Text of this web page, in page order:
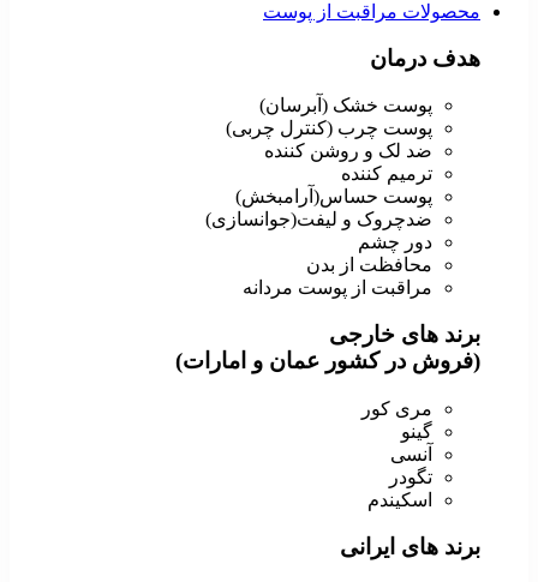
محصولات مراقبت از پوست
هدف درمان
پوست خشک (آبرسان)
پوست چرب (کنترل چربی)
ضد لک و روشن کننده
ترمیم کننده
پوست حساس(آرامبخش)
ضدچروک و لیفت(جوانسازی)
دور چشم
محافظت از بدن
مراقبت از پوست مردانه
برند های خارجی
(فروش در کشور عمان و امارات)
مری کور
گینو
آنسی
تگودر
اسکیندم
برند های ایرانی